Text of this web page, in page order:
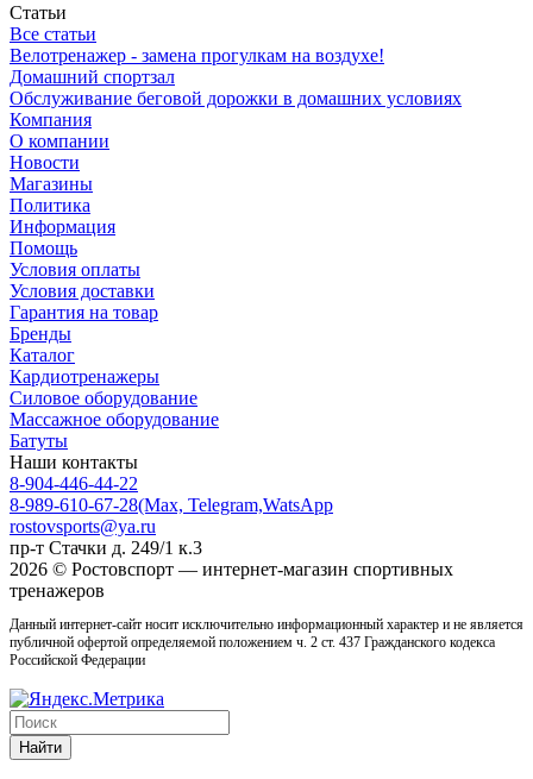
Статьи
Все статьи
Велотренажер - замена прогулкам на воздухе!
Домашний спортзал
Обслуживание беговой дорожки в домашних условиях
Компания
О компании
Новости
Магазины
Политика
Информация
Помощь
Условия оплаты
Условия доставки
Гарантия на товар
Бренды
Каталог
Кардиотренажеры
Силовое оборудование
Массажное оборудование
Батуты
Наши контакты
8-904-446-44-22
8-989-610-67-28(Max, Telegram,WatsApp
rostovsports@ya.ru
пр-т Стачки д. 249/1 к.3
2026 © Ростовcпорт — интернет-магазин спортивных
тренажеров
Данный интернет-сайт носит исключительно информационный характер и не является
публичной офертой определяемой положением ч. 2 ст. 437 Гражданского кодекса
Российской Федерации
Найти